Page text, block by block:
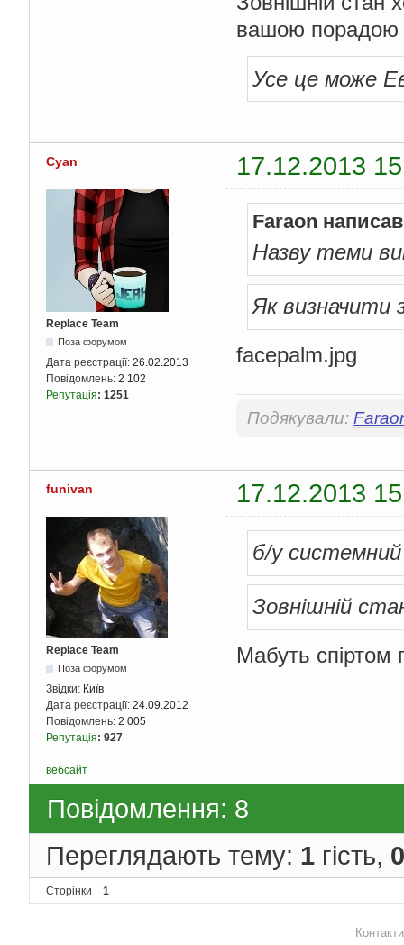
вашою порадою
Усе це може
Cyan 17.12.2013
Replace Team
Поза форумом
Дата реєстрації: 26.02.2013
Повідомлень: 2 102
Репутація: 1251
Faraon
Назву теми
Як визначити
facepalm.jpg
Подякували:
funivan 17.12.2013
Replace Team
Поза форумом
Звідки: Київ
Дата реєстрації: 24.09.2012
Повідомлень: 2 005
Репутація: 927
б/у системний
Зовнішній
Мабуть спіртом
вебсайт
Повідомлення: 8
Переглядають тему: 1 гість, 0
Сторінки 1